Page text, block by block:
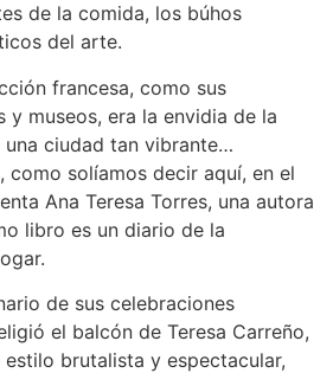
de la comida, los búhos
del arte.
francesa, como sus
y museos, era la envidia de la
una ciudad tan vibrante…
como solíamos decir aquí, en el
Ana Teresa Torres, una autora
libro es un diario de la
de sus celebraciones
el balcón de Teresa Carreño,
brutalista y espectacular,